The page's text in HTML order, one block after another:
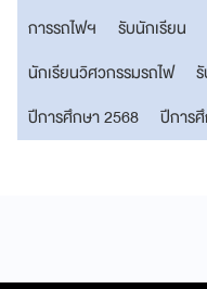
การรถไฟฯ
รับนักเรียน
นักเรียนวิศวกรรมรถไฟ
ปีการศึกษา 2568
ปีการ